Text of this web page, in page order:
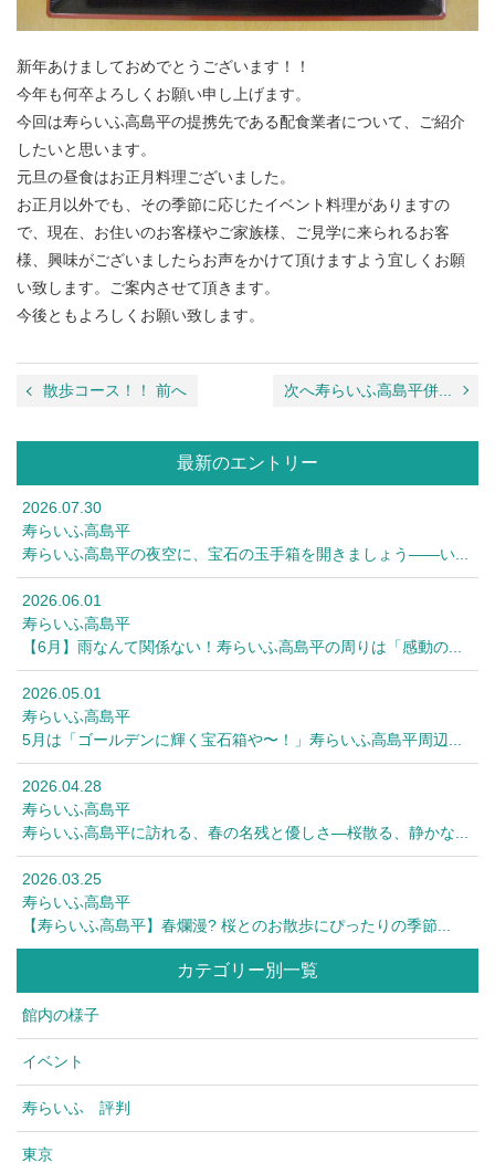
新年あけましておめでとうございます！！
今年も何卒よろしくお願い申し上げます。
今回は寿らいふ高島平の提携先である配食業者について、ご紹介
したいと思います。
元旦の昼食はお正月料理ございました。
お正月以外でも、その季節に応じたイベント料理がありますの
で、現在、お住いのお客様やご家族様、ご見学に来られるお客
様、興味がございましたらお声をかけて頂けますよう宜しくお願
い致します。ご案内させて頂きます。
今後ともよろしくお願い致します。
散歩コース！！ 前へ 次へ寿らいふ高島平併...
最新のエントリー
2026.07.30
寿らいふ高島平
寿らいふ高島平の夜空に、宝石の玉手箱を開きましょう――い...
2026.06.01
寿らいふ高島平
【6月】雨なんて関係ない！寿らいふ高島平の周りは「感動の...
2026.05.01
寿らいふ高島平
5月は「ゴールデンに輝く宝石箱や〜！」寿らいふ高島平周辺...
2026.04.28
寿らいふ高島平
寿らいふ高島平に訪れる、春の名残と優しさ—桜散る、静かな...
2026.03.25
寿らいふ高島平
【寿らいふ高島平】春爛漫? 桜とのお散歩にぴったりの季節...
カテゴリー別一覧
館内の様子
イベント
寿らいふ 評判
東京